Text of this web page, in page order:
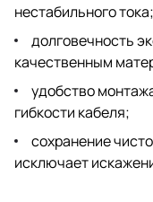
нестабильного тока;
долговечность
качественным
удобство
гибкости кабеля;
сохранение
исключает